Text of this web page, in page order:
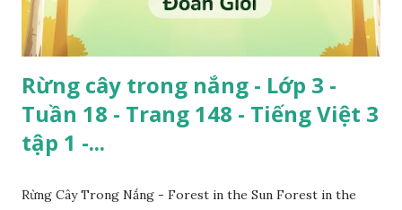
Rừng cây trong nắng - Lớp 3 -
Tuần 18 - Trang 148 - Tiếng Việt 3
tập 1 -...
Rừng Cây Trong Nắng - Forest in the Sun Forest in the